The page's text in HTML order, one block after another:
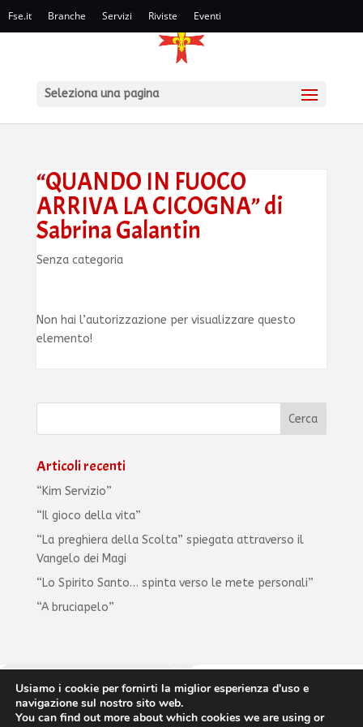
Fse.it Branche Servizi Riviste Eventi
Seleziona una pagina
“QUANDO IN FUOCO
ARRIVA LA CICOGNA” di
Sabrina Galantin
Senza categoria
Non hai l’autorizzazione per visualizzare questo
elemento!
Articoli recenti
“Kim Servizio”
“Il gioco della vita”
“La preghiera della Scolta” spiegata attraverso il
Vangelo dei Magi
“Lo Spirito Santo… spinta verso le mete personali”
“A bruciapelo”
Usiamo i cookie per fornirti la miglior esperienza d'uso e
navigazione sul nostro sito web.
You can find out more about which cookies we are using or
Associazione Italiana Guide e Scouts d'Europa Cattolici
via Anicia, 10 • 00153 Roma • tel: 065884430 • email: infofse@fse.it